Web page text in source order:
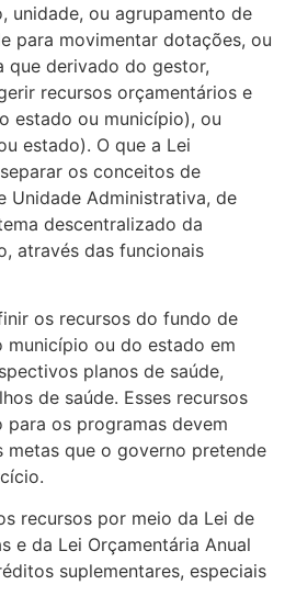
unidade, ou agrupamento de
para movimentar dotações, ou
que derivado do gestor,
recursos orçamentários e
estado ou município), ou
estado). O que a Lei
os conceitos de
Unidade Administrativa, de
descentralizado da
através das funcionais
os recursos do fundo de
município ou do estado em
planos de saúde,
de saúde. Esses recursos
os programas devem
que o governo pretende
recursos por meio da Lei de
e da Lei Orçamentária Anual
suplementares, especiais